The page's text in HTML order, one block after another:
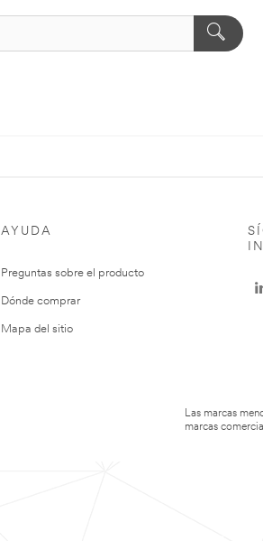
AYUDA
Preguntas sobre el producto
Dónde comprar
Mapa del sitio
Las marcas
marcas